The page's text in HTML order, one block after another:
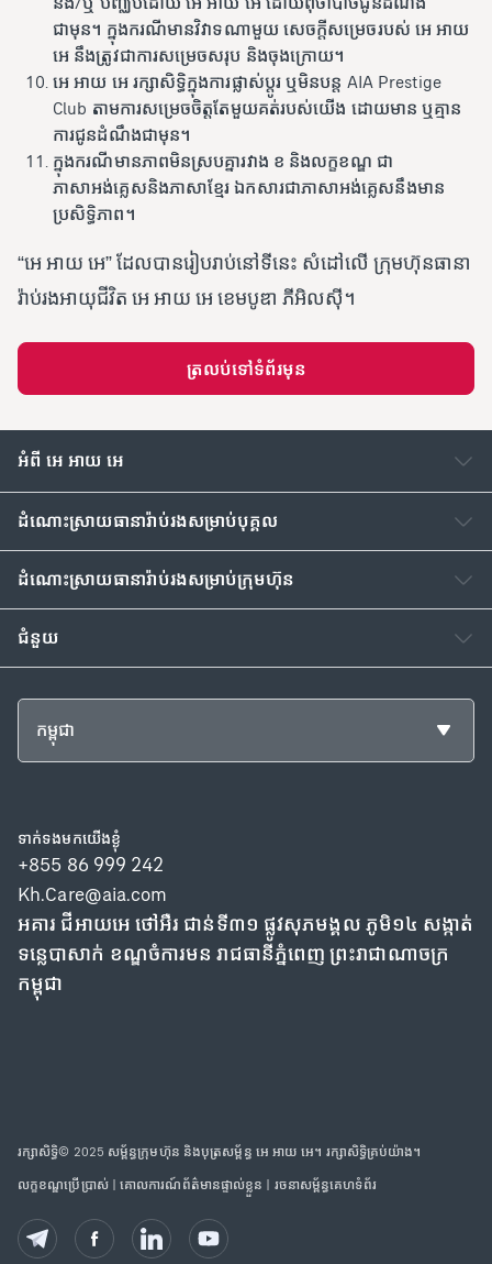
ជាមុន។ ក្នុងករណីមានវិវាទណាមួយ សេចក្តីសម្រេចរបស់ អេ អាយ
អេ នឹងត្រូវជាការសម្រេចសរុប និងចុងក្រោយ។
អេ អាយ អេ រក្សាសិទ្ធិក្នុងការផ្លាស់ប្តូរ ឬមិនបន្ត AIA Prestige
Club តាមការសម្រេចចិត្តតែមួយគត់របស់យើង ដោយមាន ឬគ្មាន
ការជូនដំណឹងជាមុន។
ក្នុងករណីមានភាពមិនស្របគ្នារវាង ខ និងលក្ខខណ្ឌ ជា
ភាសាអង់គ្លេសនិងភាសាខ្មែរ ឯកសារជាភាសាអង់គ្លេសនឹងមាន
ប្រសិទ្ធិភាព។
“អេ អាយ អេ” ដែលបានរៀបរាប់នៅទីនេះ សំដៅលើ ក្រុមហ៊ុនធានា
រ៉ាប់រងអាយុជីវិត អេ អាយ អេ ខេមបូឌា ភីអិលស៊ី។
ត្រលប់ទៅទំព័រមុន
អំពី អេ អាយ អេ
ដំណោះស្រាយធានារ៉ាប់រង​សម្រាប់បុគ្គល
ដំណោះស្រាយធានារ៉ាប់រង​សម្រាប់ក្រុមហ៊ុន
ជំនួយ
កម្ពុជា
ទាក់ទង​មក​យើង​ខ្ងុំ
+855 86 999 242
Kh.Care@aia.com
អគារ ជីអាយអេ ថៅអឺរ ជាន់ទី៣១ ផ្លូវសុភមង្គល ភូមិ១៤ សង្កាត់
ទន្លេបាសាក់ ខណ្ឌចំការមន រាជធានីភ្នំពេញ ព្រះរាជាណាចក្រ
កម្ពុជា
រក្សាសិទ្ធិ© 2025 សម្ព័ន្ធក្រុមហ៊ុន និងបុត្រសម្ព័ន្ធ អេ អាយ អេ។ រក្សាសិទ្ធិគ្រប់យ៉ាង។
លក្ខខណ្ឌប្រើប្រាស់|គោលការណ៍ព័ត៌មានផ្ទាល់ខ្លួន រចនាសម្ព័ន្ធគេហទំព័រ